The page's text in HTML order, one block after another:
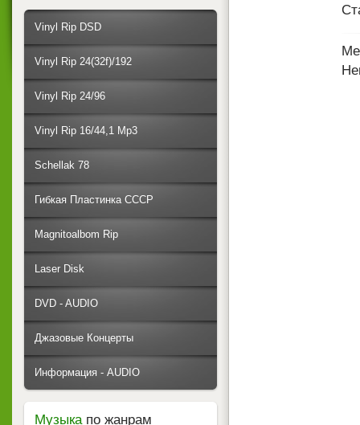
Vinyl Rip DSD
Vinyl Rip 24(32f)/192
Vinyl Rip 24/96
Vinyl Rip 16/44,1 Mp3
Schellak 78
Гибкая Пластинка СССР
Magnitoalbom Rip
Laser Disk
DVD - AUDIO
Джазовые Концерты
Информация - AUDIO
Музыкапо жанрам